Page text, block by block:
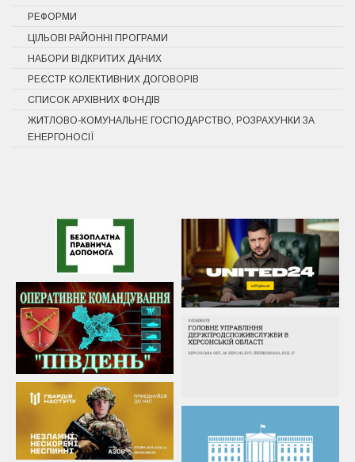
РЕФОРМИ
ЦІЛЬОВІ РАЙОННІ ПРОГРАМИ
НАБОРИ ВІДКРИТИХ ДАНИХ
РЕЄСТР КОЛЕКТИВНИХ ДОГОВОРІВ
СПИСОК АРХІВНИХ ФОНДІВ
ЖИТЛОВО-КОМУНАЛЬНЕ ГОСПОДАРСТВО, РОЗРАХУНКИ ЗА
ЕНЕРГОНОСІЇ